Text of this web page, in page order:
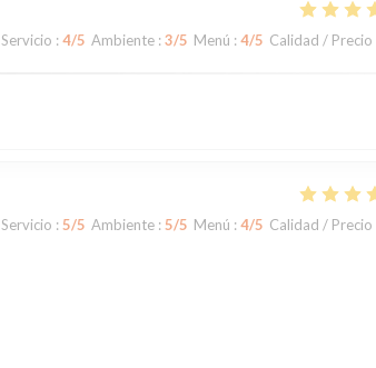
Servicio : 4/5 Ambiente : 3/5 Menú : 4/5 Calidad / Precio
Servicio : 5/5 Ambiente : 5/5 Menú : 4/5 Calidad / Precio